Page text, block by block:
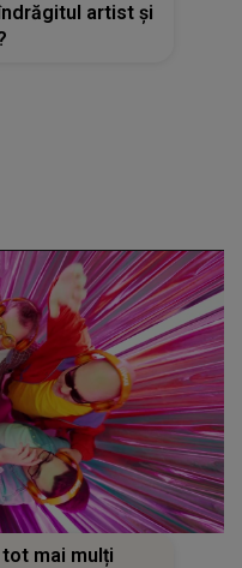
artist și
mai mulți